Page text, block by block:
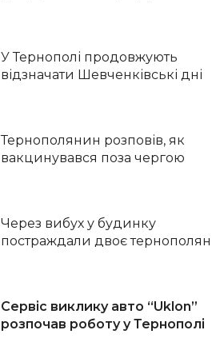
У Тернополі продовжують
відзначати Шевченківські дні
Тернополянин розповів, як
вакцинувався поза чергою
Через вибух у будинку
постраждали двоє тернополян
Сервіс виклику авто “Uklon”
розпочав роботу у Тернополі